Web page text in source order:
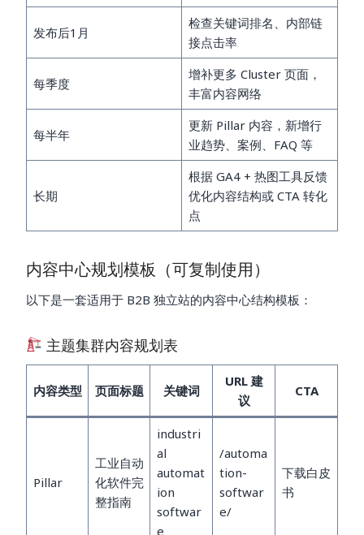
发布后1月
检查关键词排名、内部链
接点击率
每季度
增补更多 Cluster 页面，
丰富内容网络
每半年
更新 Pillar 内容，新增行
业趋势、案例、FAQ 等
长期
根据 GA4 + 热图工具反馈
优化内容结构或 CTA 转化
点
内容中心规划模板（可复制使用）
以下是一套适用于 B2B 独立站的内容中心结构模板：
主题集群内容规划表
内容类型 页面标题 关键词
URL 建
议
CTA
Pillar
工业自动
化软件完
整指南
industri
al
automat
ion
softwar
e
/automa
tion-
softwar
e/
下载白皮
书